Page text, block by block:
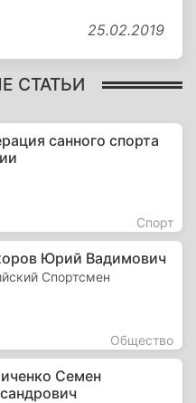
25.02.2019
СТАТЬИ
санного спорта
Спорт
Юрий Вадимович
Спортсмен
Общество
Семен